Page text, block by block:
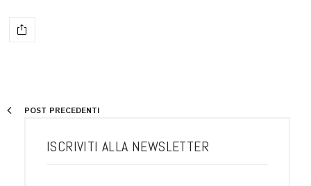
POST PRECEDENTI
ISCRIVITI ALLA NEWSLETTER